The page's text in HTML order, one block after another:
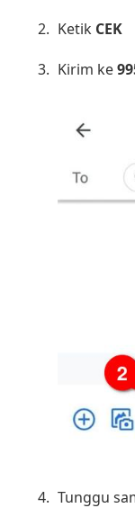
Ketik CEK
Kirim ke
Tunggu